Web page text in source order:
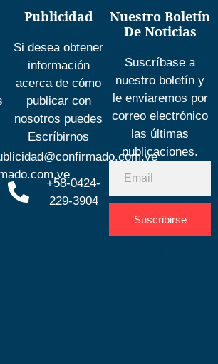
Publicidad
Si desea obtener
información
acerca de cómo
publicar con
nosotros puedes
Escríbirnos
+58-0424-
229-3904
Nuestro Boletín
De Noticias
Suscríbase a
nuestro boletín y
le enviaremos por
correo electrónico
las últimas
publicaciones.
Suscribirse